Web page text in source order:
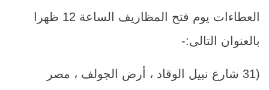
العطاءات يوم فتح المظاريف الساعة 12 ظهرا
بالعنوان التالى:-
(31 شارع نبيل الوقاد ، أرض الجولف ، مصر